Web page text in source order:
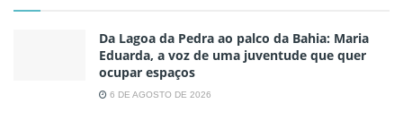
Da Lagoa da Pedra ao palco da Bahia: Maria
Eduarda, a voz de uma juventude que quer
ocupar espaços
6 DE AGOSTO DE 2026